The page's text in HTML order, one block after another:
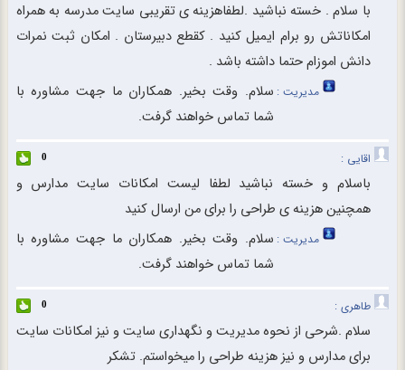
با سلام . خسته نباشید .لطفاهزینه ی تقریبی سایت مدرسه به همراه
امکاناتش رو برام ایمیل کنید . کقطع دبیرستان . امکان ثبت نمرات
دانش اموزام حتما داشته باشد .
مدیریت : سلام. وقت بخیر. همکاران ما جهت مشاوره با
شما تماس خواهند گرفت.
اقایی : 0
باسلام و خسته نباشید لطفا لیست امکانات سایت مدارس و
همچنین هزینه ی طراحی را برای من ارسال کنید
مدیریت : سلام. وقت بخیر. همکاران ما جهت مشاوره با
شما تماس خواهند گرفت.
طاهری : 0
سلام .شرحی از نحوه مدیریت و نگهداری سایت و نیز امکانات سایت
برای مدارس و نیز هزینه طراحی را میخواستم. تشکر